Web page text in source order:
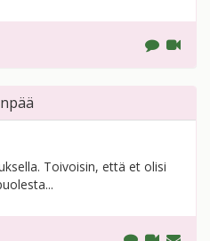
Toivoisin, että et olisi